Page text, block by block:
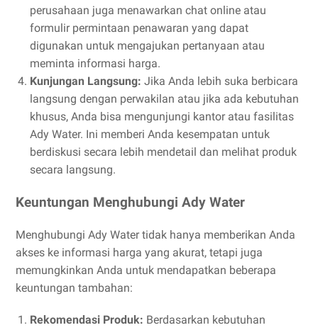
perusahaan juga menawarkan chat online atau
formulir permintaan penawaran yang dapat
digunakan untuk mengajukan pertanyaan atau
meminta informasi harga.
Kunjungan Langsung: Jika Anda lebih suka berbicara
langsung dengan perwakilan atau jika ada kebutuhan
khusus, Anda bisa mengunjungi kantor atau fasilitas
Ady Water. Ini memberi Anda kesempatan untuk
berdiskusi secara lebih mendetail dan melihat produk
secara langsung.
Keuntungan Menghubungi Ady Water
Menghubungi Ady Water tidak hanya memberikan Anda
akses ke informasi harga yang akurat, tetapi juga
memungkinkan Anda untuk mendapatkan beberapa
keuntungan tambahan:
Rekomendasi Produk: Berdasarkan kebutuhan